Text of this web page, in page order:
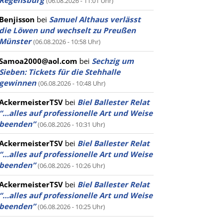
bei Samuel Althaus verlässt
Löwen und wechselt zu Preußen
(06.08.2026 - 10:58 Uhr)
bei Sechzig um
Tickets für die Stehhalle
(06.08.2026 - 10:48 Uhr)
bei Biel Ballester Relat
auf professionelle Art und Weise
(06.08.2026 - 10:31 Uhr)
bei Biel Ballester Relat
auf professionelle Art und Weise
(06.08.2026 - 10:26 Uhr)
bei Biel Ballester Relat
auf professionelle Art und Weise
(06.08.2026 - 10:25 Uhr)